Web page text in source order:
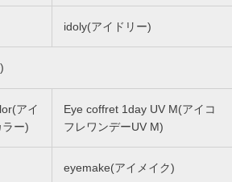
idoly(アイドリー)
アイ
ー)
Eye coffret 1day UV M(アイコ
フレワンデーUV M)
eyemake(アイメイク)